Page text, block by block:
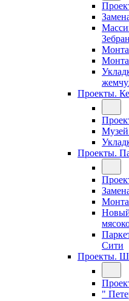
Проекты.
Музей
Проекты.
Новый
Сити
Проекты.
"